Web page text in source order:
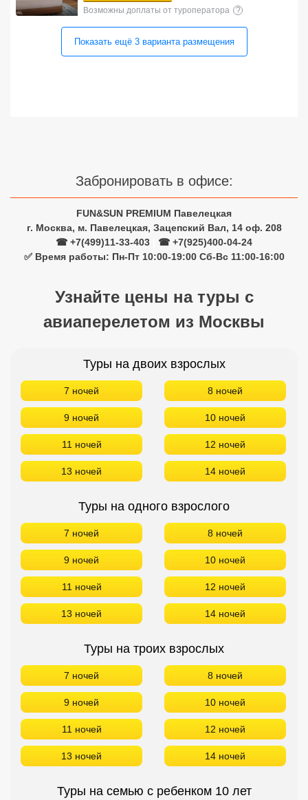
Возможны доплаты от туроператора ?
Показать ещё 3 вариантаразмещения
Забронировать в офисе:
FUN&SUN PREMIUM Павелецкая
г. Москва, м. Павелецкая, Зацепский Вал, 14 оф. 208
☎ +7(499)11-33-403
☎ +7(925)400-04-24
✅ Время работы: Пн-Пт 10:00-19:00 Сб-Вс 11:00-16:00
Узнайте цены на туры с
авиаперелетом из Москвы
Туры на двоих взрослых
7 ночей 8 ночей
9 ночей 10 ночей
11 ночей 12 ночей
13 ночей 14 ночей
Туры на одного взрослого
7 ночей 8 ночей
9 ночей 10 ночей
11 ночей 12 ночей
13 ночей 14 ночей
Туры на троих взрослых
7 ночей 8 ночей
9 ночей 10 ночей
11 ночей 12 ночей
13 ночей 14 ночей
Туры на семью с ребенком 10 лет
Сетевые отели Шри Ланки
Сетевые отели Вьетнама
Сетевые отели Маврикия